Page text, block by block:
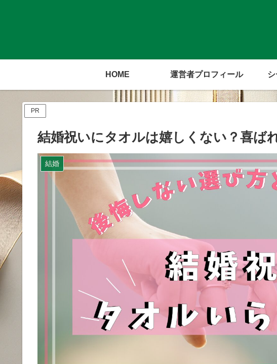
HOME 運営者プロフィール
PR
結婚祝いにタオルは嬉しくない？喜ば
結婚